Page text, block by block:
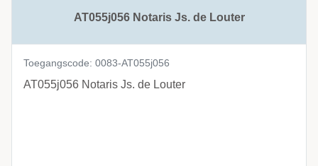
AT055j056 Notaris Js. de Louter
Toegangscode: 0083-AT055j056
AT055j056 Notaris Js. de Louter